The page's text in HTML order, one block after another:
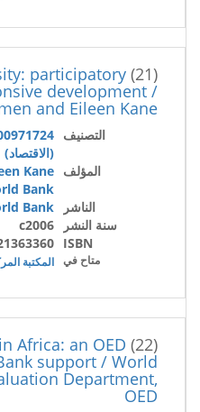
(21)
participatory
development /
and Eileen Kane
التصنيف
(الاقتصاد)
المؤلف Kane
Bank
الناشر
Bank
سنة النشر
c2006
ISBN
متاح في المكتبة
(22)
Africa: an OED
support / World
Department,
OED